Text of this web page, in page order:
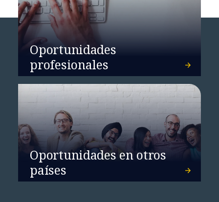
Oportunidades
profesionales
Oportunidades en otros
países